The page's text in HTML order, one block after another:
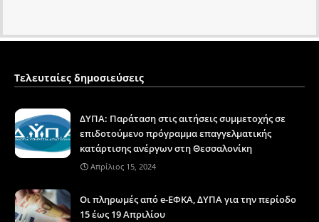
Τελευταίες δημοσιεύσεις
ΔΥΠΑ: Παράταση στις αιτήσεις συμμετοχής σε
επιδοτούμενο πρόγραμμα επαγγελματικής
κατάρτισης ανέργων στη Θεσσαλονίκη
Απρίλιος 15, 2024
Οι πληρωμές από e-ΕΦΚΑ, ΔΥΠΑ για την περίοδο
15 έως 19 Απριλίου